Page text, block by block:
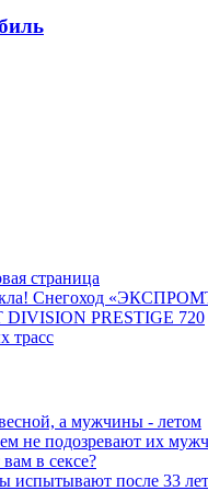
страница
Снегоход
PRESTIGE 720
трасс
а мужчины - летом
не подозревают их
в сексе?
испытывают после 33 лет